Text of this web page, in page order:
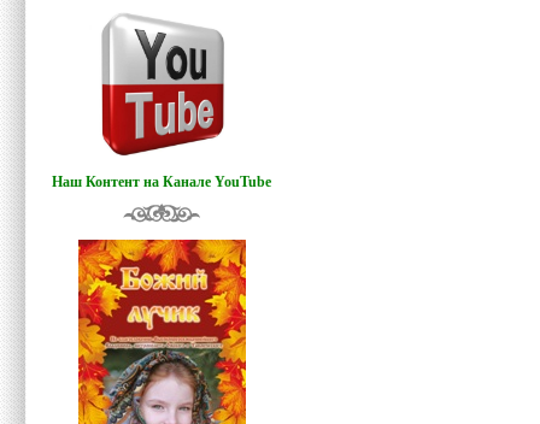
Наш Контент на Канале YouTube